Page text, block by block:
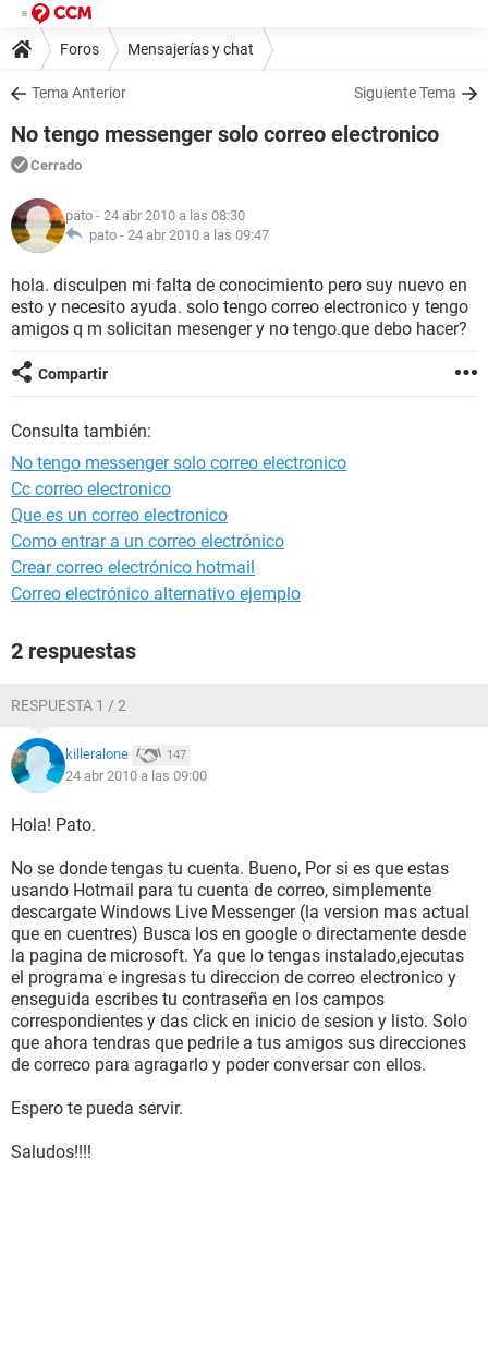
Foros Mensajerías y chat
Tema Anterior Siguiente Tema
No tengo messenger solo correo electronico
Cerrado
pato - 24 abr 2010 a las 08:30
pato - 24 abr 2010 a las 09:47
hola. disculpen mi falta de conocimiento pero suy nuevo en
esto y necesito ayuda. solo tengo correo electronico y tengo
amigos q m solicitan mesenger y no tengo.que debo hacer?
Compartir
Consulta también:
No tengo messenger solo correo electronico
Cc correo electronico
Que es un correo electronico
Como entrar a un correo electrónico
Crear correo electrónico hotmail
Correo electrónico alternativo ejemplo
2 respuestas
RESPUESTA 1 / 2
killeralone 147
24 abr 2010 a las 09:00
Hola! Pato.
No se donde tengas tu cuenta. Bueno, Por si es que estas
usando Hotmail para tu cuenta de correo, simplemente
descargate Windows Live Messenger (la version mas actual
que en cuentres) Busca los en google o directamente desde
la pagina de microsoft. Ya que lo tengas instalado,ejecutas
el programa e ingresas tu direccion de correo electronico y
enseguida escribes tu contraseña en los campos
correspondientes y das click en inicio de sesion y listo. Solo
que ahora tendras que pedrile a tus amigos sus direcciones
de correco para agragarlo y poder conversar con ellos.
Espero te pueda servir.
Saludos!!!!